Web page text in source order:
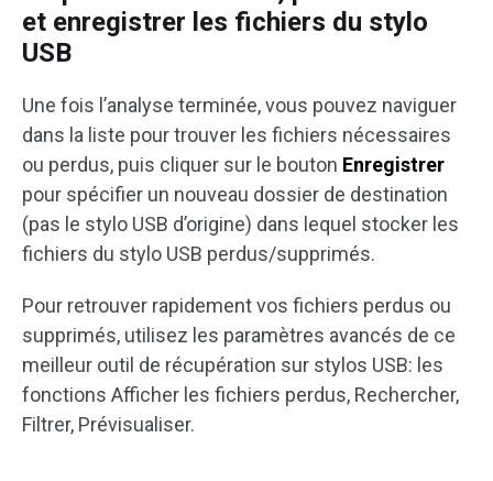
et enregistrer les fichiers du stylo
USB
Une fois l’analyse terminée, vous pouvez naviguer
dans la liste pour trouver les fichiers nécessaires
ou perdus, puis cliquer sur le bouton Enregistrer
pour spécifier un nouveau dossier de destination
(pas le stylo USB d’origine) dans lequel stocker les
fichiers du stylo USB perdus/supprimés.
Pour retrouver rapidement vos fichiers perdus ou
supprimés, utilisez les paramètres avancés de ce
meilleur outil de récupération sur stylos USB: les
fonctions Afficher les fichiers perdus, Rechercher,
Filtrer, Prévisualiser.